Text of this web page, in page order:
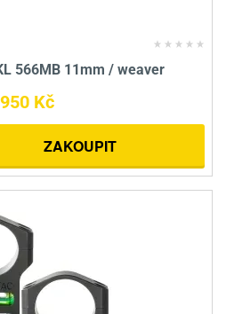
566MB 11mm / weaver
950 Kč
ZAKOUPIT